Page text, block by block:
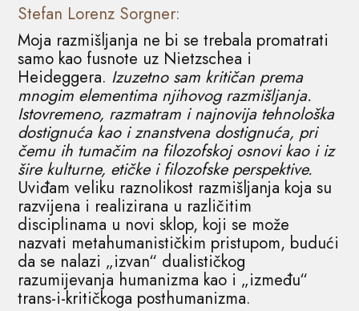
Stefan Lorenz Sorgner:
Moja razmišljanja ne bi se trebala promatrati
samo kao fusnote uz Nietzschea i
Heideggera. Izuzetno sam kritičan prema
mnogim elementima njihovog razmišljanja.
Istovremeno, razmatram i najnovija tehnološka
dostignuća kao i znanstvena dostignuća, pri
čemu ih tumačim na filozofskoj osnovi kao i iz
šire kulturne, etičke i filozofske perspektive.
Uviđam veliku raznolikost razmišljanja koja su
razvijena i realizirana u različitim
disciplinama u novi sklop, koji se može
nazvati metahumanističkim pristupom, budući
da se nalazi „izvan“ dualističkog
razumijevanja humanizma kao i „između“
trans-i-kritičkoga posthumanizma.